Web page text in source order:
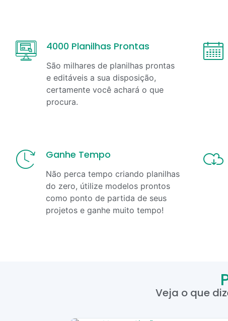
4000 Planilhas Prontas
São milhares de planilhas prontas
e editáveis a sua disposição,
certamente você achará o que
procura.
Ganhe Tempo
Não perca tempo criando planilhas
do zero, útilize modelos prontos
como ponto de partida de seus
projetos e ganhe muito tempo!
Veja o que